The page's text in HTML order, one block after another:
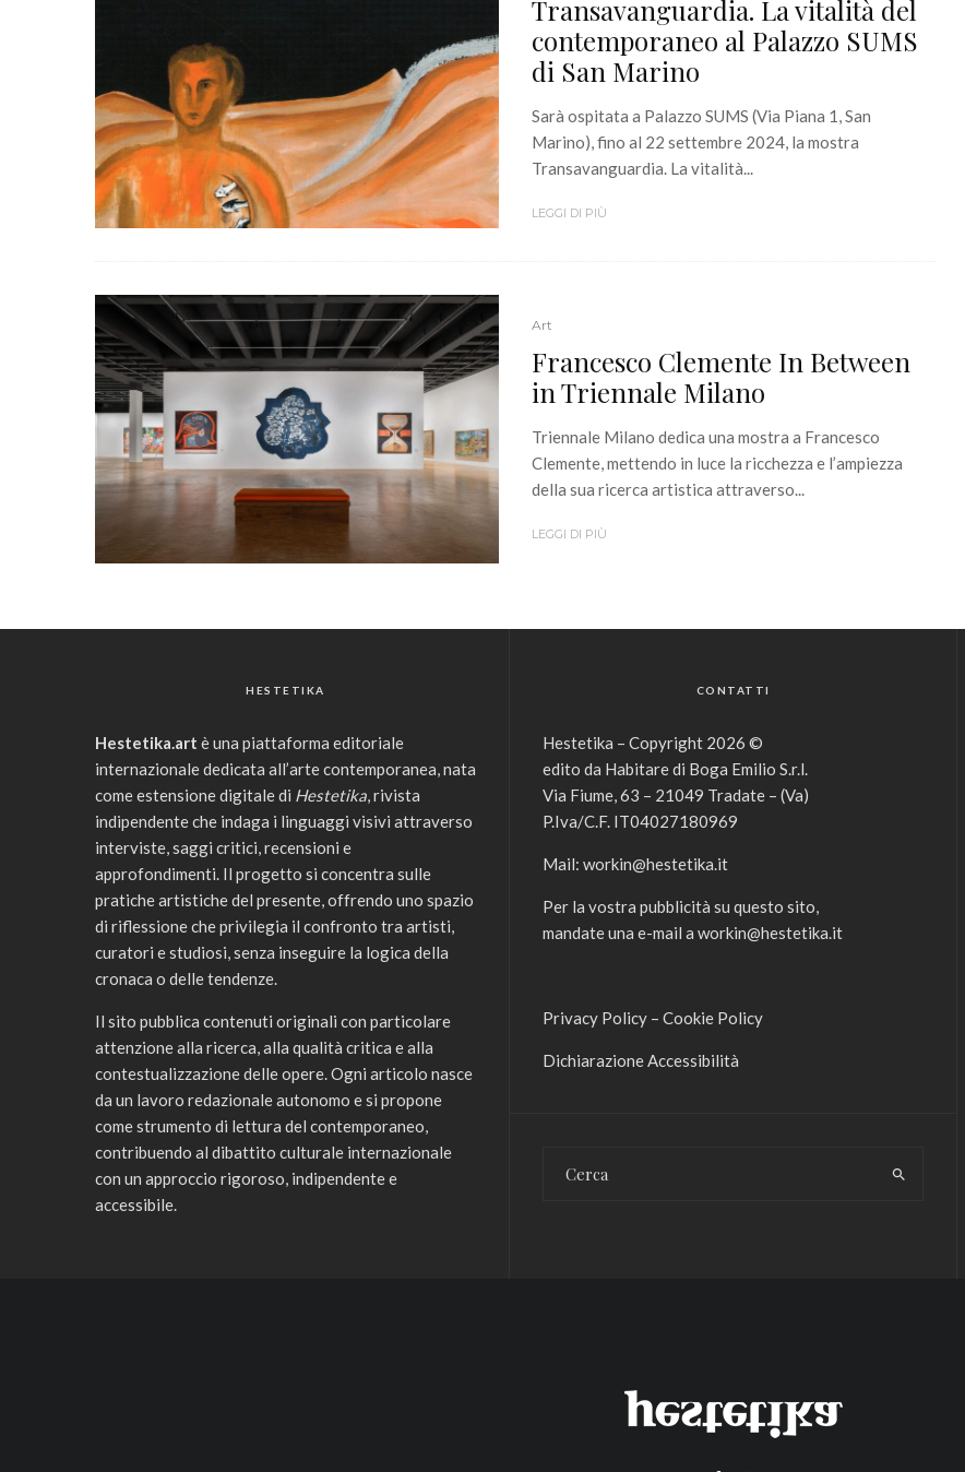
Transavanguardia. La vitalità del
contemporaneo al Palazzo SUMS
di San Marino
Sarà ospitata a Palazzo SUMS (Via Piana 1, San
Marino), fino al 22 settembre 2024, la mostra
Transavanguardia. La vitalità...
LEGGI DI PIÙ
Art
Francesco Clemente In Between
in Triennale Milano
Triennale Milano dedica una mostra a Francesco
Clemente, mettendo in luce la ricchezza e l’ampiezza
della sua ricerca artistica attraverso...
LEGGI DI PIÙ
HESTETIKA
Hestetika.art è una piattaforma editoriale
internazionale dedicata all’arte contemporanea, nata
come estensione digitale di Hestetika, rivista
indipendente che indaga i linguaggi visivi attraverso
interviste, saggi critici, recensioni e
approfondimenti. Il progetto si concentra sulle
pratiche artistiche del presente, offrendo uno spazio
di riflessione che privilegia il confronto tra artisti,
curatori e studiosi, senza inseguire la logica della
cronaca o delle tendenze.
Il sito pubblica contenuti originali con particolare
attenzione alla ricerca, alla qualità critica e alla
contestualizzazione delle opere. Ogni articolo nasce
da un lavoro redazionale autonomo e si propone
come strumento di lettura del contemporaneo,
contribuendo al dibattito culturale internazionale
con un approccio rigoroso, indipendente e
accessibile.
CONTATTI
Hestetika – Copyright 2026 ©
edito da Habitare di Boga Emilio S.r.l.
Via Fiume, 63 – 21049 Tradate – (Va)
P.Iva/C.F. IT04027180969
Mail: workin@hestetika.it
Per la vostra pubblicità su questo sito,
mandate una e-mail a workin@hestetika.it
Privacy Policy – Cookie Policy
Dichiarazione Accessibilità